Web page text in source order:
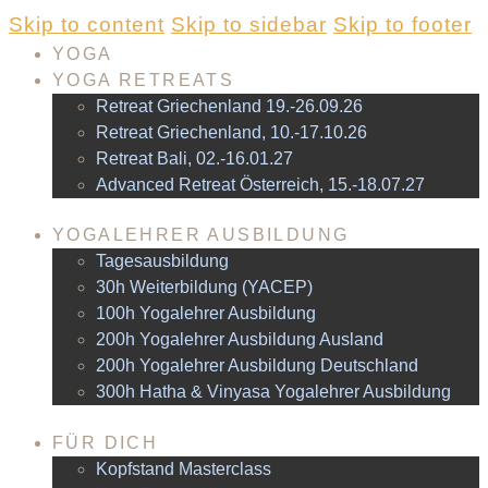
Skip to content Skip to sidebar Skip to footer
YOGA
YOGA RETREATS
Retreat Griechenland 19.-26.09.26
Retreat Griechenland, 10.-17.10.26
Retreat Bali, 02.-16.01.27
Advanced Retreat Österreich, 15.-18.07.27
YOGALEHRER AUSBILDUNG
Tagesausbildung
30h Weiterbildung (YACEP)
100h Yogalehrer Ausbildung
200h Yogalehrer Ausbildung Ausland
200h Yogalehrer Ausbildung Deutschland
300h Hatha & Vinyasa Yogalehrer Ausbildung
FÜR DICH
Kopfstand Masterclass